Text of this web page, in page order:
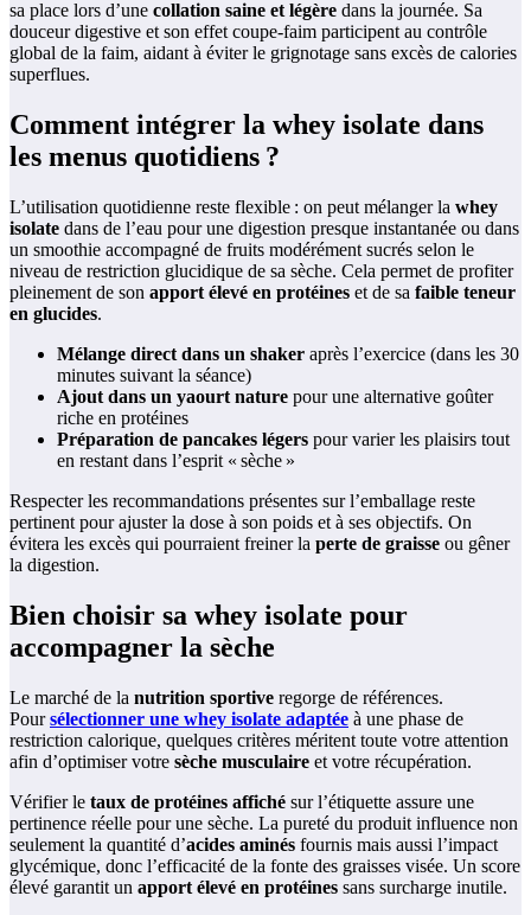
sa place lors d’une collation saine et légère dans la journée. Sa
douceur digestive et son effet coupe-faim participent au contrôle
global de la faim, aidant à éviter le grignotage sans excès de calories
superflues.
Comment intégrer la whey isolate dans
les menus quotidiens ?
L’utilisation quotidienne reste flexible : on peut mélanger la whey
isolate dans de l’eau pour une digestion presque instantanée ou dans
un smoothie accompagné de fruits modérément sucrés selon le
niveau de restriction glucidique de sa sèche. Cela permet de profiter
pleinement de son apport élevé en protéines et de sa faible teneur
en glucides.
Mélange direct dans un shaker après l’exercice (dans les 30
minutes suivant la séance)
Ajout dans un yaourt nature pour une alternative goûter
riche en protéines
Préparation de pancakes légers pour varier les plaisirs tout
en restant dans l’esprit « sèche »
Respecter les recommandations présentes sur l’emballage reste
pertinent pour ajuster la dose à son poids et à ses objectifs. On
évitera les excès qui pourraient freiner la perte de graisse ou gêner
la digestion.
Bien choisir sa whey isolate pour
accompagner la sèche
Le marché de la nutrition sportive regorge de références.
Poursélectionner une whey isolate adaptée à une phase de
restriction calorique, quelques critères méritent toute votre attention
afin d’optimiser votre sèche musculaire et votre récupération.
Vérifier le taux de protéines affiché sur l’étiquette assure une
pertinence réelle pour une sèche. La pureté du produit influence non
seulement la quantité d’acides aminés fournis mais aussi l’impact
glycémique, donc l’efficacité de la fonte des graisses visée. Un score
élevé garantit un apport élevé en protéines sans surcharge inutile.